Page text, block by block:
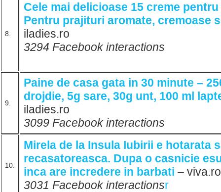
8.
Cele mai delicioase 15 creme
Pentru prajituri aromate, cremoase
iladies.ro
3294 Facebook interactions
9.
Paine de casa gata in 30 minute –
drojdie, 5g sare, 30g unt, 100 ml
iladies.ro
3099 Facebook interactions
10.
Mirela de la Insula Iubirii e hotarata
recasatoreasca. Dupa o casnicie
inca are incredere in barbati –
3031 Facebook interactionsr